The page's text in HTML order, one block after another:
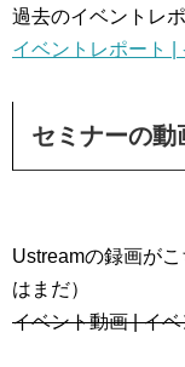
過去のイベントレ
イベントレポート |
セミナーの動
Ustreamの録画が
はまだ）
イベント動画 | イ